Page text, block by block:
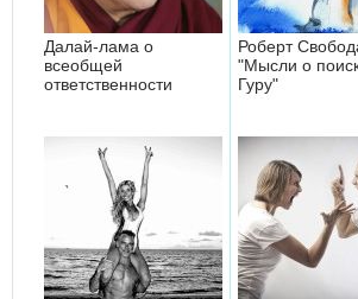
Далай-лама о
всеобщей
ответственности
Роберт
"Мысли о
Гуру"